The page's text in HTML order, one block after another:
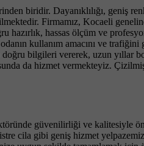
biridir. Dayanıklılığı, geniş
Firmamız, Kocaeli
hazırlık, hassas ölçüm ve
kullanım amacını ve
bilgileri vererek, uzun yıllar
da hizmet vermekteyiz.
güvenilirliği ve kalitesiyle
cila gibi geniş hizmet